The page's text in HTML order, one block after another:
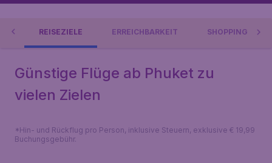
REISEZIELE ERREICHBARKEIT SHOPPING
Günstige Flüge ab Phuket zu
vielen Zielen
*Hin- und Rückflug pro Person, inklusive Steuern, exklusive € 19,99
Buchungsgebühr.